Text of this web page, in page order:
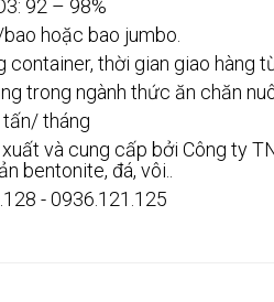
92 – 98%
hoặc bao jumbo.
container, thời gian giao hàng
trong ngành thức ăn chăn
tháng
và cung cấp bởi Công ty
bentonite, đá, vôi..
- 0936.121.125